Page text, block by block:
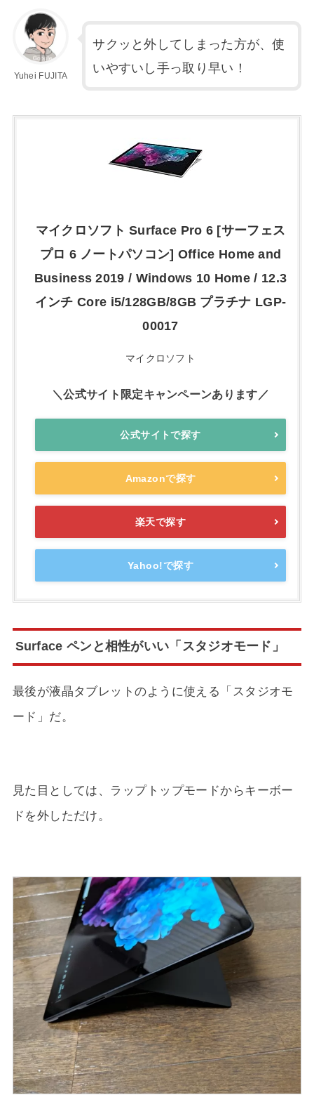
Yuhei FUJITA
サクッと外してしまった方が、使
いやすいし手っ取り早い！
マイクロソフト Surface Pro 6 [サーフェス
プロ 6 ノートパソコン] Office Home and
Business 2019 / Windows 10 Home / 12.3
インチ Core i5/128GB/8GB プラチナ LGP-
00017
マイクロソフト
＼公式サイト限定キャンペーンあります／
公式サイトで探す
Amazonで探す
楽天で探す
Yahoo!で探す
Surface ペンと相性がいい「スタジオモード」
最後が液晶タブレットのように使える「スタジオモ
ード」だ。
見た目としては、ラップトップモードからキーボー
ドを外しただけ。